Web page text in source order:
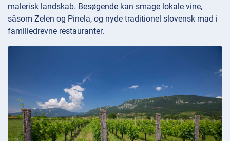
malerisk landskab. Besøgende kan smage lokale vine,
såsom Zelen og Pinela, og nyde traditionel slovensk mad i
familiedrevne restauranter.